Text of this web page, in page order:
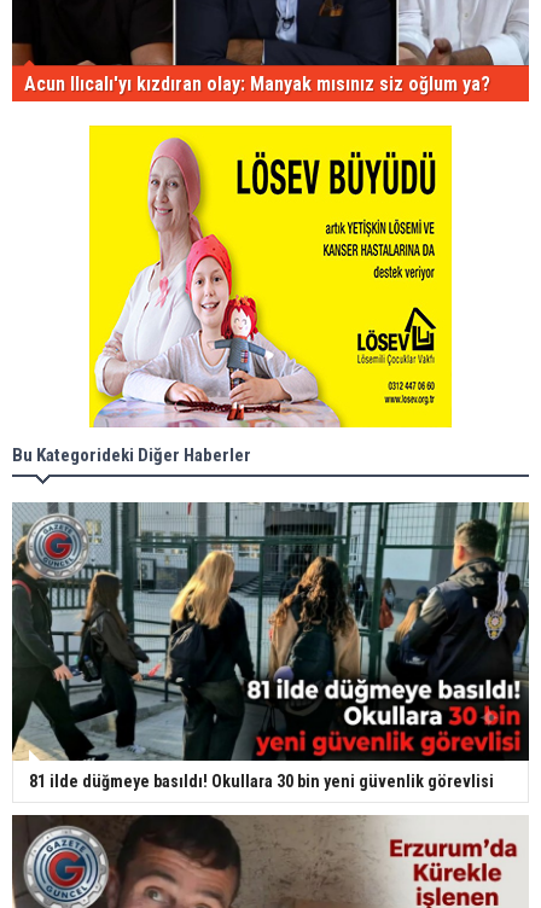
Acun Ilıcalı'yı kızdıran olay: Manyak mısınız siz oğlum ya?
Bu Kategorideki Diğer Haberler
81 ilde düğmeye basıldı! Okullara 30 bin yeni güvenlik görevlisi